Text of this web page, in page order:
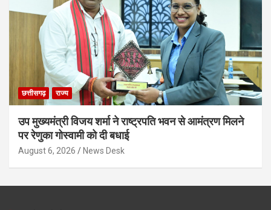
छत्तीसगढ़ राज्य
उप मुख्यमंत्री विजय शर्मा ने राष्ट्रपति भवन से आमंत्रण मिलने
पर रेणुका गोस्वामी को दी बधाई
August 6, 2026 News Desk